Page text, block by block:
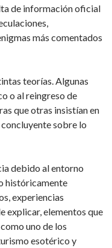
de información oficial
más comentados
teorías. Algunas
o al reingreso de
que otras insistían en
sobre lo
debido al entorno
históricamente
experiencias
explicar, elementos que
uno de los
esotérico y